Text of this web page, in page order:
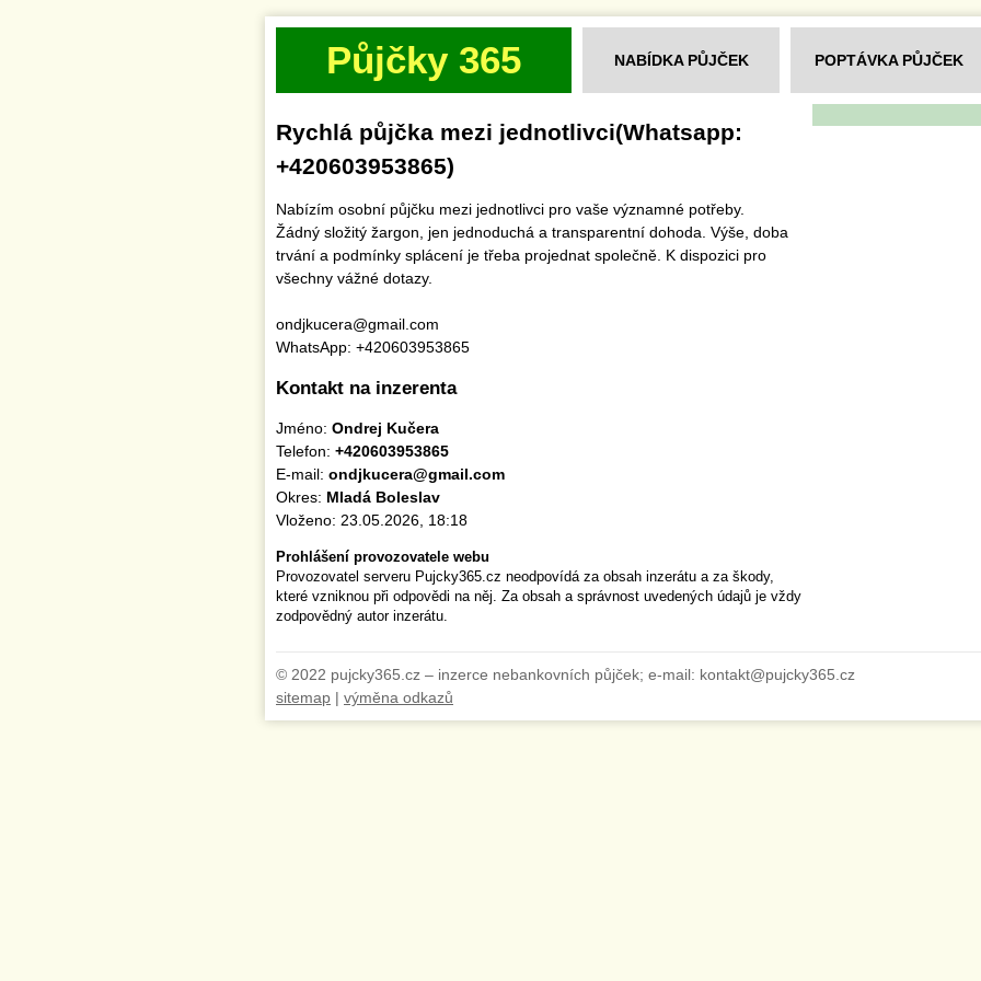
Půjčky 365 NABÍDKA PŮJČEK POPTÁVKA PŮJČEK
Rychlá půjčka mezi jednotlivci(Whatsapp:
+420603953865)
Nabízím osobní půjčku mezi jednotlivci pro vaše významné potřeby.
Žádný složitý žargon, jen jednoduchá a transparentní dohoda. Výše, doba
trvání a podmínky splácení je třeba projednat společně. K dispozici pro
všechny vážné dotazy.
ondjkucera@gmail.com
WhatsApp: +420603953865
Kontakt na inzerenta
Jméno: Ondrej Kučera
Telefon: +420603953865
E-mail: ondjkucera@gmail.com
Okres: Mladá Boleslav
Vloženo: 23.05.2026, 18:18
Prohlášení provozovatele webu
Provozovatel serveru Pujcky365.cz neodpovídá za obsah inzerátu a za škody,
které vzniknou při odpovědi na něj. Za obsah a správnost uvedených údajů je vždy
zodpovědný autor inzerátu.
© 2022 pujcky365.cz – inzerce nebankovních půjček; e-mail: kontakt@pujcky365.cz
sitemap | výměna odkazů